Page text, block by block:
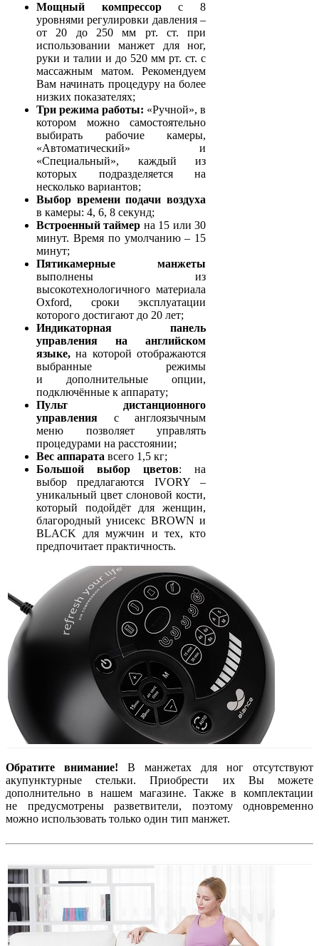
Mощный компрессорс 8
уровнями регулировки давления –
от 20 до 250 мм рт. ст. при
использовании манжет для ног,
руки и талии и до 520 мм рт. ст. с
массажным матом. Рекомендуем
Вам начинать процедуру на более
низких показателях;
Три режима работы: «Ручной», в
котором можно самостоятельно
выбирать рабочие камеры,
«Автоматический» и
«Специальный», каждый из
которых подразделяется на
несколько вариантов;
Выбор времени подачи воздуха
в камеры: 4, 6, 8 секунд;
Встроенный таймер на 15 или 30
минут. Время по умолчанию – 15
минут;
Пятикамерные манжеты
выполнены из
высокотехнологичного материала
Oxford, сроки эксплуатации
которого достигают до 20 лет;
Индикаторная панель
управления на английском
языке,на которой отображаются
выбранные режимы
и дополнительные опции,
подключённые к аппарату;
Пульт дистанционного
управления с англоязычным
меню позволяет управлять
процедурами на расстоянии;
Вес аппарата всего 1,5 кг;
Большой выбор цветов: на
выбор предлагаются IVORY –
уникальный цвет слоновой кости,
который подойдёт для женщин,
благородный унисекс BROWN и
BLACK для мужчин и тех, кто
предпочитает практичность.
Обратите внимание! В манжетах для ног отсутствуют
акупунктурные стельки. Приобрести их Вы можете
дополнительно в нашем магазине. Также в комплектации
не предусмотрены разветвители, поэтому одновременно
можно использовать только один тип манжет.